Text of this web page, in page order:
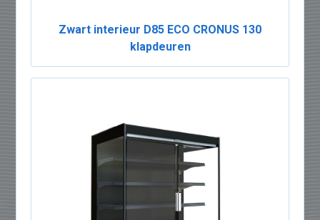
Zwart interieur D85 ECO CRONUS 130
klapdeuren